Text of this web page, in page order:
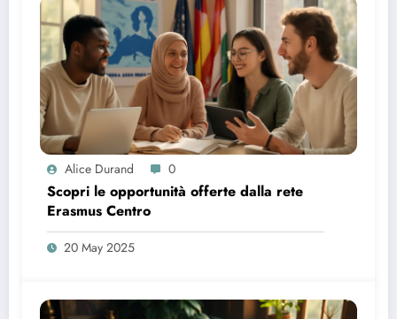
Alice Durand 0
Scopri le opportunità offerte dalla rete
Erasmus Centro
20 May 2025